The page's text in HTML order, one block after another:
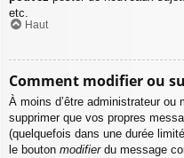
etc.
Haut
Comment modifier ou
À moins d’être administrateur ou
supprimer que vos propres
(quelquefois dans une durée
le bouton modifierdu message